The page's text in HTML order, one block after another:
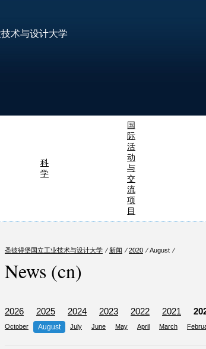
术与设计大学
科
学
国
际
活
动
与
交
流
项
目
圣彼得堡国立工业技术与设计大学 ⁄ 新闻 ⁄2020 ⁄ August ⁄
News (cn)
2026 2025 2024 2023 2022 2021
October August July June May April March